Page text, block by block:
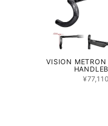
VISION METRON
¥77,110